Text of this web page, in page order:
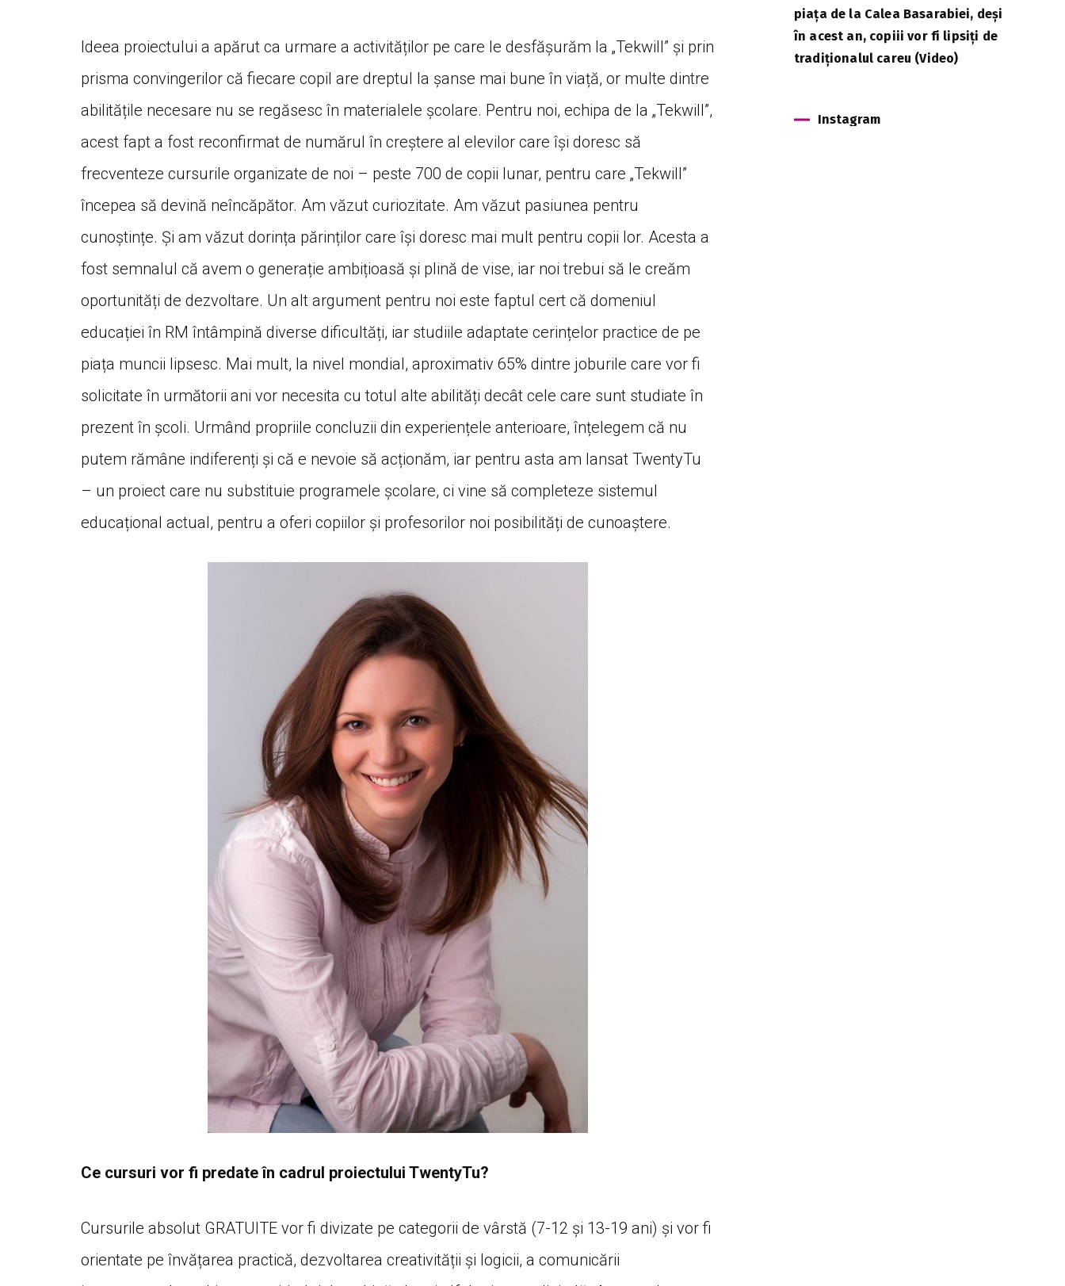
Ideea proiectului a apărut ca urmare a activităților pe care le desfășurăm la „Tekwill” și prin
prisma convingerilor că fiecare copil are dreptul la șanse mai bune în viață, or multe dintre
abilitățile necesare nu se regăsesc în materialele școlare. Pentru noi, echipa de la „Tekwill”,
acest fapt a fost reconfirmat de numărul în creștere al elevilor care își doresc să
frecventeze cursurile organizate de noi – peste 700 de copii lunar, pentru care „Tekwill”
începea să devină neîncăpător. Am văzut curiozitate. Am văzut pasiunea pentru
cunoștințe. Și am văzut dorința părinților care își doresc mai mult pentru copii lor. Acesta a
fost semnalul că avem o generație ambițioasă și plină de vise, iar noi trebui să le creăm
oportunități de dezvoltare. Un alt argument pentru noi este faptul cert că domeniul
educației în RM întâmpină diverse dificultăți, iar studiile adaptate cerințelor practice de pe
piața muncii lipsesc. Mai mult, la nivel mondial, aproximativ 65% dintre joburile care vor fi
solicitate în următorii ani vor necesita cu totul alte abilități decât cele care sunt studiate în
prezent în școli. Urmând propriile concluzii din experiențele anterioare, înțelegem că nu
putem rămâne indiferenți și că e nevoie să acționăm, iar pentru asta am lansat TwentyTu
– un proiect care nu substituie programele școlare, ci vine să completeze sistemul
educațional actual, pentru a oferi copiilor și profesorilor noi posibilități de cunoaștere.
Ce cursuri vor fi predate în cadrul proiectului TwentyTu?
Cursurile absolut GRATUITE vor fi divizate pe categorii de vârstă (7-12 și 13-19 ani) și vor fi
orientate pe învățarea practică, dezvoltarea creativității și logicii, a comunicării
piața de la Calea Basarabiei, deși
în acest an, copiii vor fi lipsiți de
tradiționalul careu (Video)
Instagram